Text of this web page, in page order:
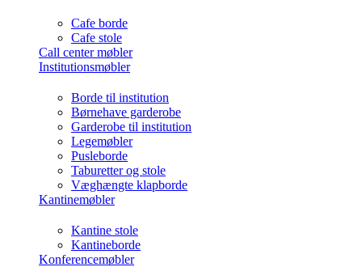
Cafe borde
Cafe stole
Call center møbler
Institutionsmøbler
Borde til institution
Børnehave garderobe
Garderobe til institution
Legemøbler
Pusleborde
Taburetter og stole
Væghængte klapborde
Kantinemøbler
Kantine stole
Kantineborde
Konferencemøbler